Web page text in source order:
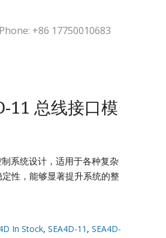
Phone: +86 17750010683
11 总线接口模
系统设计，适用于各种复杂
性，能够显著提升系统的整
In Stock, SEA4D-11 , SEA4D-